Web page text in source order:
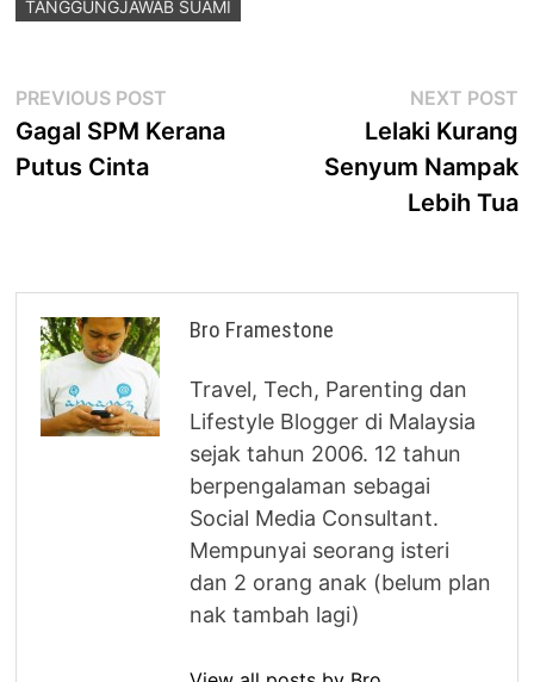
TANGGUNGJAWAB SUAMI
Post
navigation
PREVIOUS POST
post:
Gagal SPM Kerana
Putus Cinta
NEXT POST
Lelaki Kurang
Senyum Nampak
Lebih Tua
Bro Framestone
Travel, Tech, Parenting dan
Lifestyle Blogger di Malaysia
sejak tahun 2006. 12 tahun
berpengalaman sebagai
Social Media Consultant.
Mempunyai seorang isteri
dan 2 orang anak (belum plan
nak tambah lagi)